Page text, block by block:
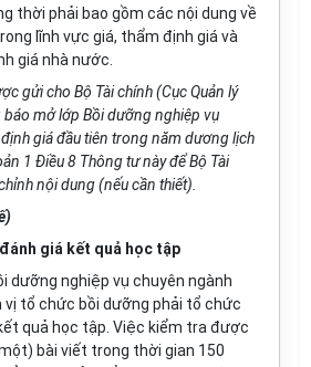
thời phải bao gồm các nội dung về
lĩnh vực giá, thẩm định giá và
giá nhà nước.
gửi cho Bộ Tài chính (Cục Quản lý
mở lớp Bồi dưỡng nghiệp vụ
giá đầu tiên trong năm dương lịch
1 Điều 8 Thông tư này để Bộ Tài
nội dung (nếu cần thiết).
giá kết quả học tập
dưỡng nghiệp vụ chuyên ngành
vị tổ chức bồi dưỡng phải tổ chức
quả học tập. Việc kiểm tra được
bài viết trong thời gian 150